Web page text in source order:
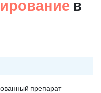
в
препарат